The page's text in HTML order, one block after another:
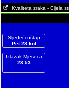
Kvaliteta zraka - Cijela
Sljedeći uštap
Pet 28 kol
Izlazak Mjeseca
23:53